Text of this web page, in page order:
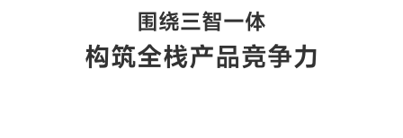
围绕三智一体
构筑全栈产品竞争力